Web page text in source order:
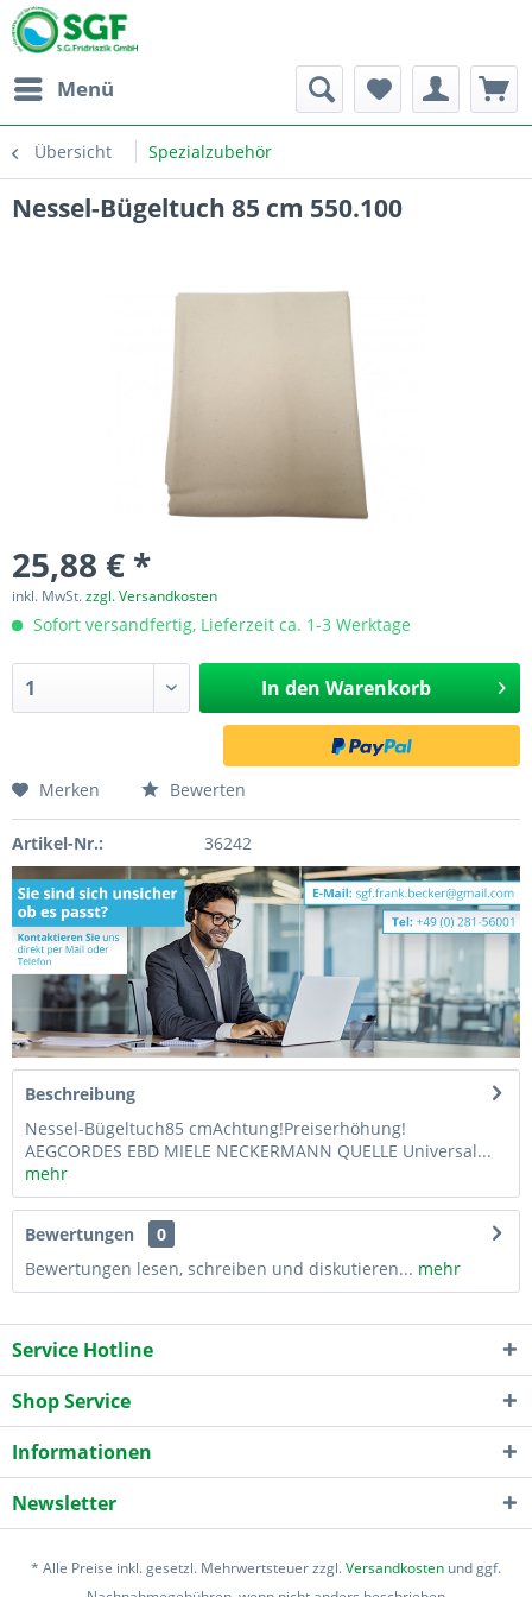
Menü
Übersicht Spezialzubehör
Nessel-Bügeltuch 85 cm 550.100
25,88 € *
inkl. MwSt.zzgl. Versandkosten
Sofort versandfertig, Lieferzeit ca. 1-3 Werktage
In den Warenkorb
Merken Bewerten
Artikel-Nr.: 36242
Beschreibung
Nessel-Bügeltuch85 cmAchtung!Preiserhöhung!
AEGCORDES EBD MIELE NECKERMANN QUELLE Universal...
mehr
Bewertungen
0
Bewertungen lesen, schreiben und diskutieren... mehr
Service Hotline
Shop Service
Informationen
Newsletter
* Alle Preise inkl. gesetzl. Mehrwertsteuer zzgl.Versandkosten und ggf.